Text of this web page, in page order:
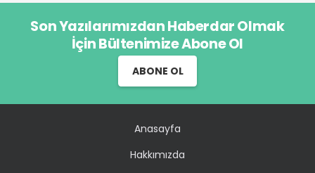
Son Yazılarımızdan Haberdar Olmak
İçin Bültenimize Abone Ol
ABONE OL
Anasayfa
Hakkımızda